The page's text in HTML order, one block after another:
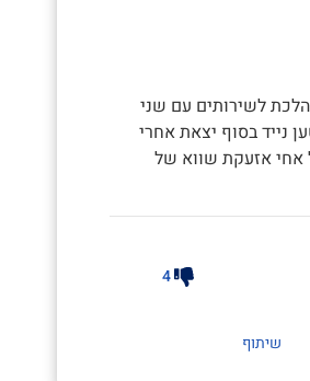
לשירותים עם שני
נייד בסוף יצאת אחרי
אזעקת שווא של
4
שיתוף